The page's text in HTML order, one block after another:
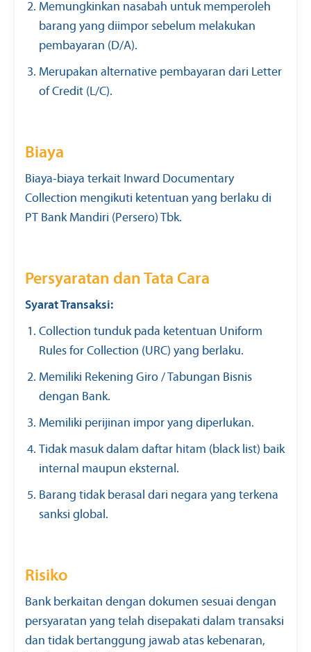
Memungkinkan nasabah untuk memperoleh
barang yang diimpor sebelum melakukan
pembayaran (D/A).
Merupakan alternative pembayaran dari Letter
of Credit (L/C).
Biaya
Biaya-biaya terkait Inward Documentary
Collection mengikuti ketentuan yang berlaku di
PT Bank Mandiri (Persero) Tbk.
Persyaratan dan Tata Cara
Syarat Transaksi:
Collection tunduk pada ketentuan Uniform
Rules for Collection (URC) yang berlaku.
Memiliki Rekening Giro / Tabungan Bisnis
dengan Bank.
Memiliki perijinan impor yang diperlukan.
Tidak masuk dalam daftar hitam (black list) baik
internal maupun eksternal.
Barang tidak berasal dari negara yang terkena
sanksi global.
Risiko
Bank berkaitan dengan dokumen sesuai dengan
persyaratan yang telah disepakati dalam transaksi
dan tidak bertanggung jawab atas kebenaran,